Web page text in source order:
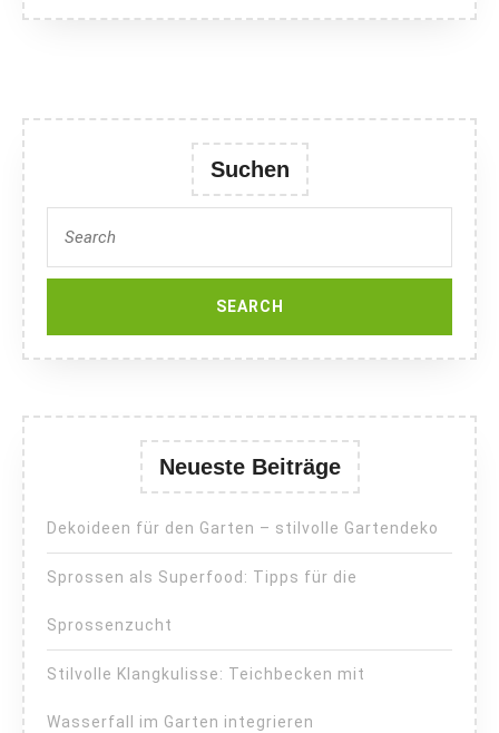
Suchen
for:
Neueste Beiträge
Dekoideen für den Garten – stilvolle Gartendeko
Sprossen als Superfood: Tipps für die
Sprossenzucht
Stilvolle Klangkulisse: Teichbecken mit
Wasserfall im Garten integrieren